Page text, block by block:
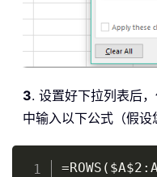
3. 设置好下拉列表后
中输入以下公式（假设